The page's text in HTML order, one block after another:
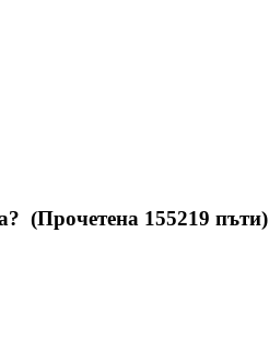
(Прочетена 155219 пъти)